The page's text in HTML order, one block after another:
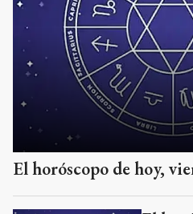
El horóscopo de hoy,